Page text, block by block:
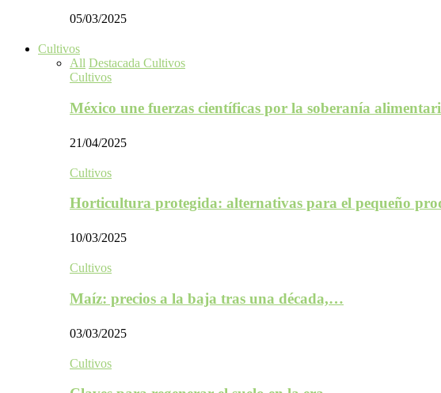
05/03/2025
Cultivos
All Destacada Cultivos
Cultivos
México une fuerzas científicas por la soberanía
21/04/2025
Cultivos
Horticultura protegida: alternativas para el pequeño
10/03/2025
Cultivos
Maíz: precios a la baja tras una década,…
03/03/2025
Cultivos